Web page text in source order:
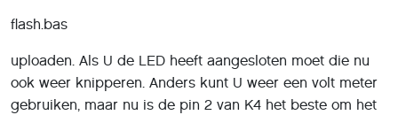
flash.bas
uploaden. Als U de LED heeft aangesloten moet die nu
ook weer knipperen. Anders kunt U weer een volt meter
gebruiken, maar nu is de pin 2 van K4 het beste om het